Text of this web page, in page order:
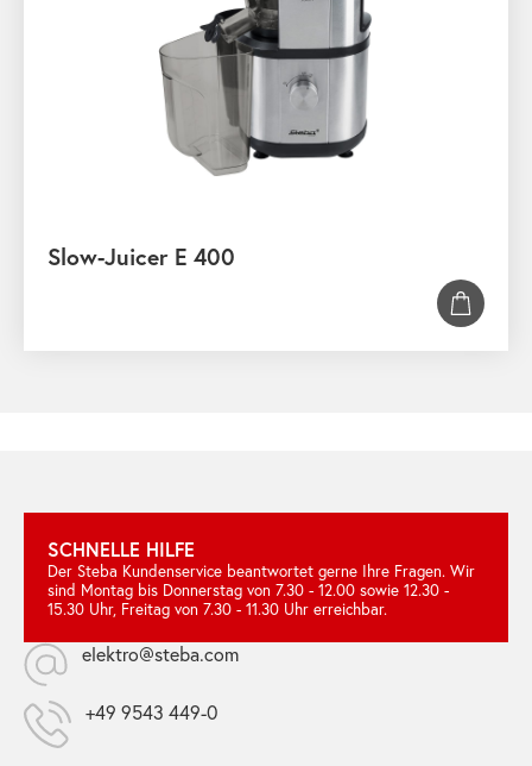
Slow-Juicer E 400
SCHNELLE HILFE
Der Steba Kundenservice beantwortet gerne Ihre Fragen. Wir
sind Montag bis Donnerstag von 7.30 - 12.00 sowie 12.30 -
15.30 Uhr, Freitag von 7.30 - 11.30 Uhr erreichbar.
elektro@steba.com
+49 9543 449-0